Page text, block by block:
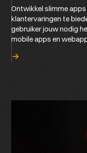
Ontwikkel slimme
klantervaringen te
gebruiker jouw nodig
mobile apps en